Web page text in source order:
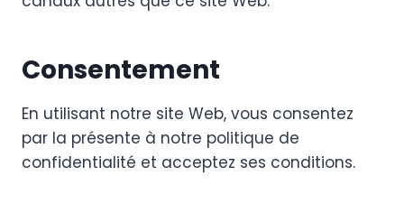
Consentement
En utilisant notre site Web, vous consentez
par la présente à notre politique de
confidentialité et acceptez ses conditions.